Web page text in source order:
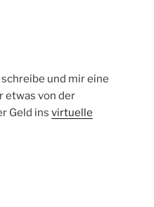
und mir eine
etwas von der
Geld ins virtuelle